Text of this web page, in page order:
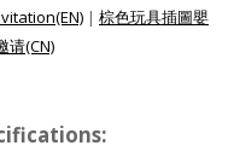
| 棕色玩具插圖嬰
请(CN)